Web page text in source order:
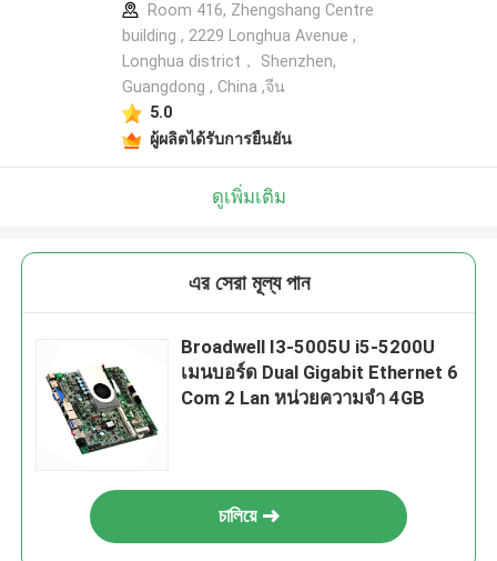
Room 416, Zhengshang Centre
building , 2229 Longhua Avenue ,
Longhua district， Shenzhen,
Guangdong , China ,จีน
5.0
ผู้ผลิตได้รับการยืนยัน
ดูเพิ่มเติม
এর সেরা মূল্য পান
Broadwell I3-5005U i5-5200U
เมนบอร์ด Dual Gigabit Ethernet 6
Com 2 Lan หน่วยความจำ 4GB
চালিয়ে